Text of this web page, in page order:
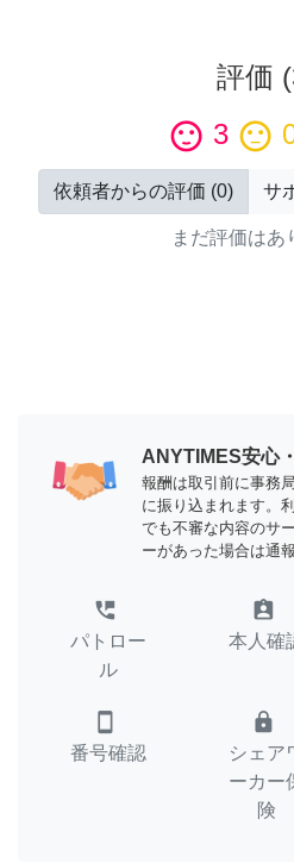
評価 (
sentiment_satisfied 3 sentiment_neutral
依頼者からの評価 (0) サ
まだ評価はあ
ANYTIMES安心
報酬は取引前に事務
に振り込まれます。
でも不審な内容のサ
ーがあった場合は通
perm_phone_msg
パトロー
ル
assignment_ind
本人確
smartphone
番号確認
lock
シェア
ーカー
険